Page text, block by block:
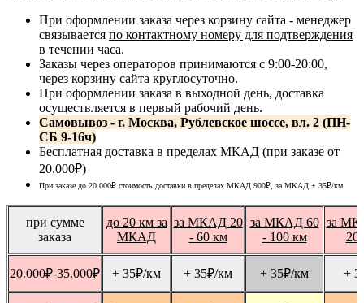
При оформлении заказа через корзину сайта - менеджер
связывается по контактному номеру для подтверждения
в течении часа.
Заказы через операторов принимаются с 9:00-20:00,
через корзину сайта круглосуточно.
При оформлении заказа в выходной день, доставка
осуществляется в первый рабочий день.
Самовывоз - г. Москва, Рублевское шоссе, вл. 2 (ПН-
СБ 9-16ч)
Бесплатная доставка в пределах МКАД (при заказе от
20.000₽)
При заказе до 20.000₽ стоимость доставки в пределах МКАД 900₽, за МКАД + 35₽/км
при сумме
заказа
до 20 км за
МКАД
за МКАД 20
- 60 км
за МКАД 60
- 100 км
за
20.000₽-35.000₽ + 35₽/км + 35₽/км + 35₽/км +